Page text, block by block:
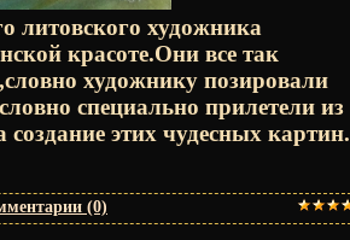
литовского художника
красоте.Они все так
художнику позировали
специально прилетели из
этих чудесных картин.
(0)